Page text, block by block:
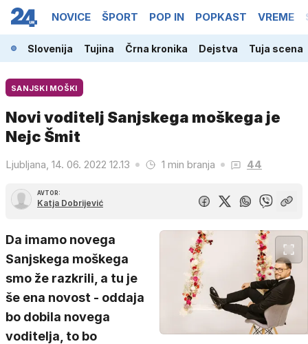
NOVICE ŠPORT POP IN POPKAST VREME
Slovenija Tujina Črna kronika Dejstva Tuja scena
SANJSKI MOŠKI
Novi voditelj Sanjskega moškega je
Nejc Šmit
Ljubljana, 14. 06. 2022 12.13 1 min branja 44
AVTOR:
Katja Dobrijević
Da imamo novega
Sanjskega moškega
smo že razkrili, a tu je
še ena novost - oddaja
bo dobila novega
voditelja, to bo